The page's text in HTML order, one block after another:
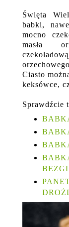
Święta
babki,
mocno
masła
Ciasto
keksówce,
Sprawdźcie